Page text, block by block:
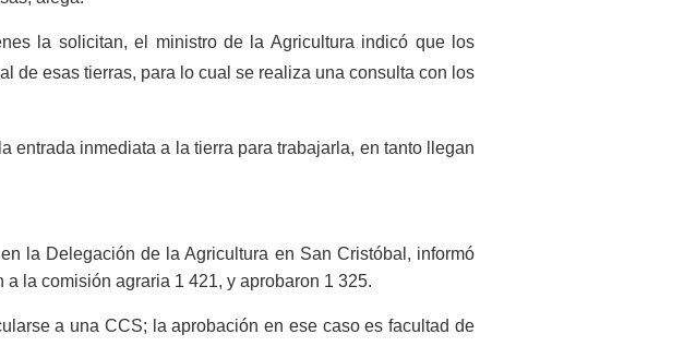
la solicitan, el ministro de la Agricultura indicó que los
de esas tierras, para lo cual se realiza una consulta con los
entrada inmediata a la tierra para trabajarla, en tanto llegan
la Delegación de la Agricultura en San Cristóbal, informó
la comisión agraria 1 421, y aprobaron 1 325.
a una CCS; la aprobación en ese caso es facultad de